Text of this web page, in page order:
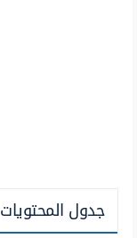
جدول المحتويات